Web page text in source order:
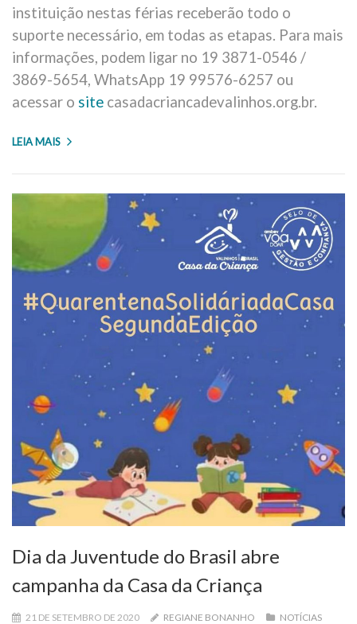
instituição nestas férias receberão todo o
suporte necessário, em todas as etapas. Para mais
informações, podem ligar no 19 3871-0546 /
3869-5654, WhatsApp 19 99576-6257 ou
acessar o site casadacriancadevalinhos.org.br.
LEIA MAIS
Dia da Juventude do Brasil abre
campanha da Casa da Criança
21 DE SETEMBRO DE 2020 REGIANE BONANHO NOTÍCIAS